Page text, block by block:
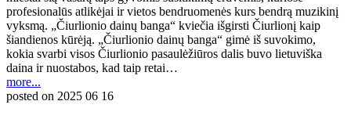
profesionalūs atlikėjai ir vietos bendruomenės kurs bendrą muzikinį
vyksmą. „Čiurlionio dainų banga“ kviečia išgirsti Čiurlionį kaip
šiandienos kūrėją. „Čiurlionio dainų banga“ gimė iš suvokimo,
kokia svarbi visos Čiurlionio pasaulėžiūros dalis buvo lietuviška
daina ir nuostabos, kad taip retai…
more...
posted on 2025 06 16